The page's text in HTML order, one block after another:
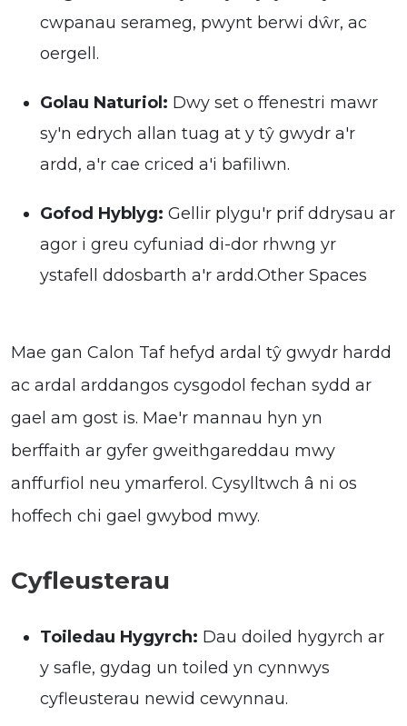
cwpanau serameg, pwynt berwi dŵr, ac
oergell.
Golau Naturiol: Dwy set o ffenestri mawr
sy'n edrych allan tuag at y tŷ gwydr a'r
ardd, a'r cae criced a'i bafiliwn.
Gofod Hyblyg: Gellir plygu'r prif ddrysau ar
agor i greu cyfuniad di-dor rhwng yr
ystafell ddosbarth a'r ardd.Other Spaces
Mae gan Calon Taf hefyd ardal tŷ gwydr hardd
ac ardal arddangos cysgodol fechan sydd ar
gael am gost is. Mae'r mannau hyn yn
berffaith ar gyfer gweithgareddau mwy
anffurfiol neu ymarferol. Cysylltwch â ni os
hoffech chi gael gwybod mwy.
Cyfleusterau
Toiledau Hygyrch: Dau doiled hygyrch ar
y safle, gydag un toiled yn cynnwys
cyfleusterau newid cewynnau.